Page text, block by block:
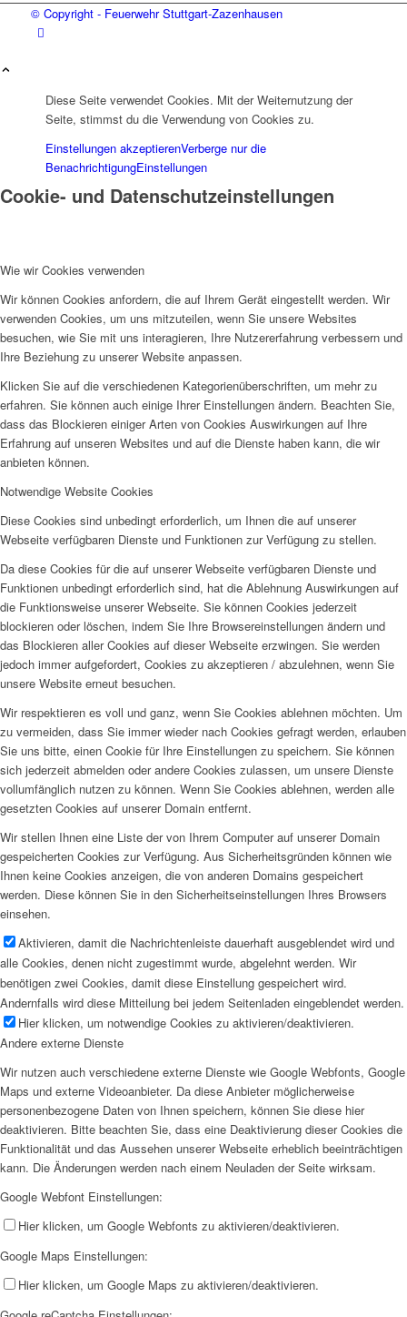
© Copyright - Feuerwehr Stuttgart-Zazenhausen
Diese Seite verwendet Cookies. Mit der Weiternutzung der
Seite, stimmst du die Verwendung von Cookies zu.
Einstellungen akzeptierenVerberge nur die
BenachrichtigungEinstellungen
Cookie- und Datenschutzeinstellungen
Wie wir Cookies verwenden
Wir können Cookies anfordern, die auf Ihrem Gerät eingestellt werden. Wir
verwenden Cookies, um uns mitzuteilen, wenn Sie unsere Websites
besuchen, wie Sie mit uns interagieren, Ihre Nutzererfahrung verbessern und
Ihre Beziehung zu unserer Website anpassen.
Klicken Sie auf die verschiedenen Kategorienüberschriften, um mehr zu
erfahren. Sie können auch einige Ihrer Einstellungen ändern. Beachten Sie,
dass das Blockieren einiger Arten von Cookies Auswirkungen auf Ihre
Erfahrung auf unseren Websites und auf die Dienste haben kann, die wir
anbieten können.
Notwendige Website Cookies
Diese Cookies sind unbedingt erforderlich, um Ihnen die auf unserer
Webseite verfügbaren Dienste und Funktionen zur Verfügung zu stellen.
Da diese Cookies für die auf unserer Webseite verfügbaren Dienste und
Funktionen unbedingt erforderlich sind, hat die Ablehnung Auswirkungen auf
die Funktionsweise unserer Webseite. Sie können Cookies jederzeit
blockieren oder löschen, indem Sie Ihre Browsereinstellungen ändern und
das Blockieren aller Cookies auf dieser Webseite erzwingen. Sie werden
jedoch immer aufgefordert, Cookies zu akzeptieren / abzulehnen, wenn Sie
unsere Website erneut besuchen.
Wir respektieren es voll und ganz, wenn Sie Cookies ablehnen möchten. Um
zu vermeiden, dass Sie immer wieder nach Cookies gefragt werden, erlauben
Sie uns bitte, einen Cookie für Ihre Einstellungen zu speichern. Sie können
sich jederzeit abmelden oder andere Cookies zulassen, um unsere Dienste
vollumfänglich nutzen zu können. Wenn Sie Cookies ablehnen, werden alle
gesetzten Cookies auf unserer Domain entfernt.
Wir stellen Ihnen eine Liste der von Ihrem Computer auf unserer Domain
gespeicherten Cookies zur Verfügung. Aus Sicherheitsgründen können wie
Ihnen keine Cookies anzeigen, die von anderen Domains gespeichert
werden. Diese können Sie in den Sicherheitseinstellungen Ihres Browsers
einsehen.
Aktivieren, damit die Nachrichtenleiste dauerhaft ausgeblendet wird und
alle Cookies, denen nicht zugestimmt wurde, abgelehnt werden. Wir
benötigen zwei Cookies, damit diese Einstellung gespeichert wird.
Andernfalls wird diese Mitteilung bei jedem Seitenladen eingeblendet werden.
Hier klicken, um notwendige Cookies zu aktivieren/deaktivieren.
Andere externe Dienste
Wir nutzen auch verschiedene externe Dienste wie Google Webfonts, Google
Maps und externe Videoanbieter. Da diese Anbieter möglicherweise
personenbezogene Daten von Ihnen speichern, können Sie diese hier
deaktivieren. Bitte beachten Sie, dass eine Deaktivierung dieser Cookies die
Funktionalität und das Aussehen unserer Webseite erheblich beeinträchtigen
kann. Die Änderungen werden nach einem Neuladen der Seite wirksam.
Google Webfont Einstellungen:
Hier klicken, um Google Webfonts zu aktivieren/deaktivieren.
Google Maps Einstellungen:
Hier klicken, um Google Maps zu aktivieren/deaktivieren.